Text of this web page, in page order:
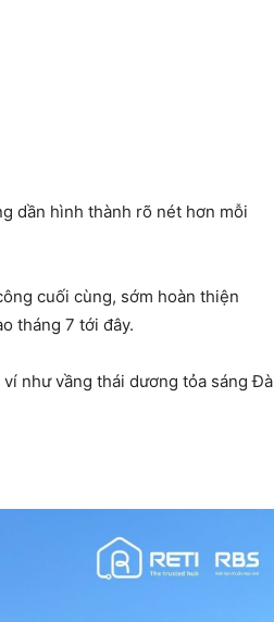
dần hình thành rõ nét hơn mỗi
cuối cùng, sớm hoàn thiện
tháng 7 tới đây.
như vầng thái dương tỏa sáng Đà